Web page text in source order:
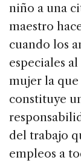
niño a una
maestro
cuando los
especiales
mujer la que
constituye
del trabajo
empleos a